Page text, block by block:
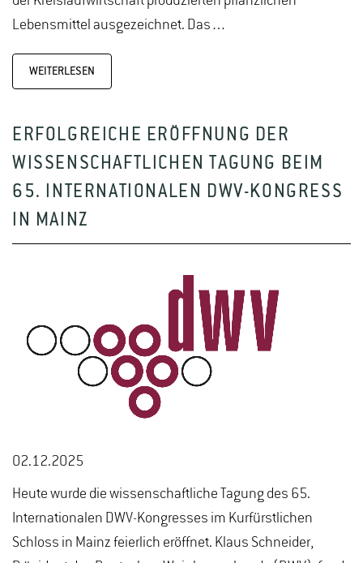
Lebensmittel ausgezeichnet. Das…
WEITERLESEN
ERFOLGREICHE ERÖFFNUNG DER
WISSENSCHAFTLICHEN TAGUNG BEIM
65. INTERNATIONALEN DWV-KONGRESS
IN MAINZ
02.12.2025
Heute wurde die wissenschaftliche Tagung des 65.
Internationalen DWV-Kongresses im Kurfürstlichen
Schloss in Mainz feierlich eröffnet. Klaus Schneider,